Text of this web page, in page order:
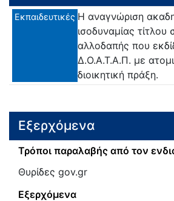
Εκπαιδευτικές Η αναγνώριση
ισοδυναμίας
αλλοδαπής που
Δ.Ο.Α.Τ.Α.Π. με
διοικητική πράξη.
Εξερχόμενα
Τρόποι παραλαβής από τον
Θυρίδες gov.gr
Εξερχόμενα